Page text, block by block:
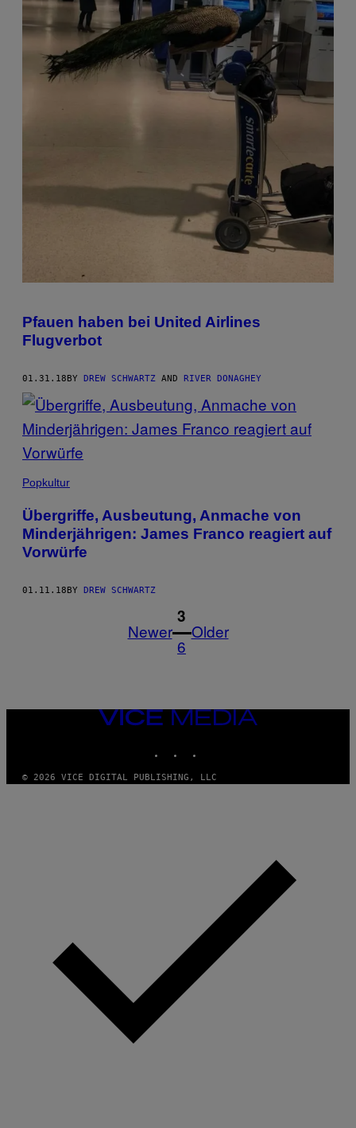
Pfauen haben bei United Airlines
Flugverbot
01.31.18 BY DREW SCHWARTZ AND RIVER DONAGHEY
Popkultur
Übergriffe, Ausbeutung, Anmache von
Minderjährigen: James Franco reagiert auf
Vorwürfe
01.11.18 BY DREW SCHWARTZ
Newer
1
3
6
Older
VICE
© 2026 VICE DIGITAL PUBLISHING, LLC